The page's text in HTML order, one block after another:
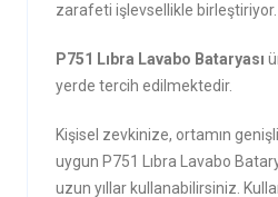
zarafeti işlevsellikle birleştiriyor.
P751 Lıbra Lavabo Bataryası
yerde tercih edilmektedir.
Kişisel zevkinize, ortamın
uygun P751 Lıbra Lavabo
uzun yıllar kullanabilirsiniz.